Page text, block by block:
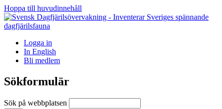
Hoppa till huvudinnehåll
Logga in
In English
Bli medlem
Sökformulär
Sök på webbplatsen